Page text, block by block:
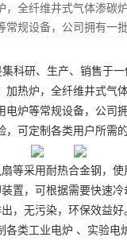
，全纤维井式气体渗碳
规设备，公司拥有一
各类
科研、生产、销售于
加热炉，全纤维井式气
电炉等常规设备，公司
，可定制各类用户所需的
等采用耐热合金钢，使
置，可根据需要快速冷
，无污染，环保效益好
各类工业电炉 、实验电